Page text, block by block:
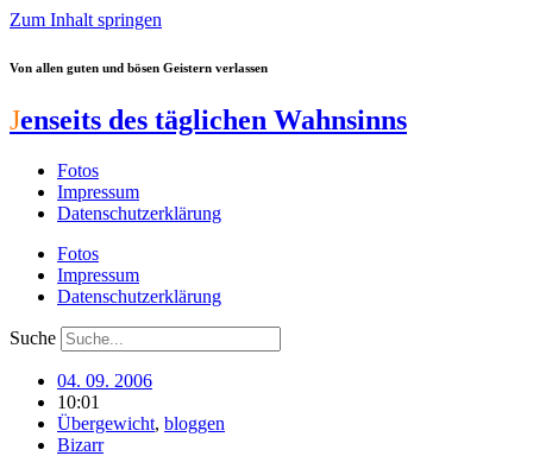
Zum Inhalt springen
Von allen guten und bösen Geistern verlassen
Jenseits des täglichen Wahnsinns
Fotos
Impressum
Datenschutzerklärung
Fotos
Impressum
Datenschutzerklärung
Suche
04. 09. 2006
10:01
Übergewicht, bloggen
Bizarr